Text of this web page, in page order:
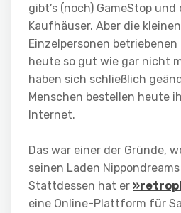
gibt’s (noch) GameStop
Kaufhäuser. Aber die
Einzelpersonen
heute so gut wie gar nicht
haben sich schließlich
Menschen bestellen heute
Internet.
Das war einer der Gründe,
seinen Laden
Stattdessen hat er
eine Online-Plattform für